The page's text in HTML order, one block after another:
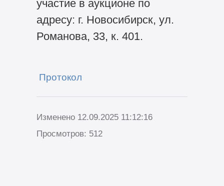
участие в аукционе по
адресу: г. Новосибирск, ул.
Романова, 33, к. 401.
Протокол
Изменено 12.09.2025 11:12:16
Просмотров: 512